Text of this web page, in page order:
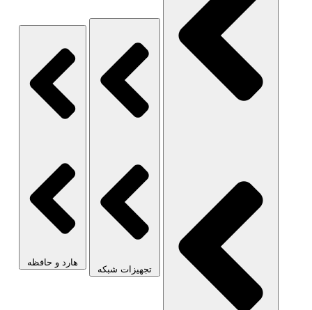
تجهیزات شبکه
هارد و حافظه